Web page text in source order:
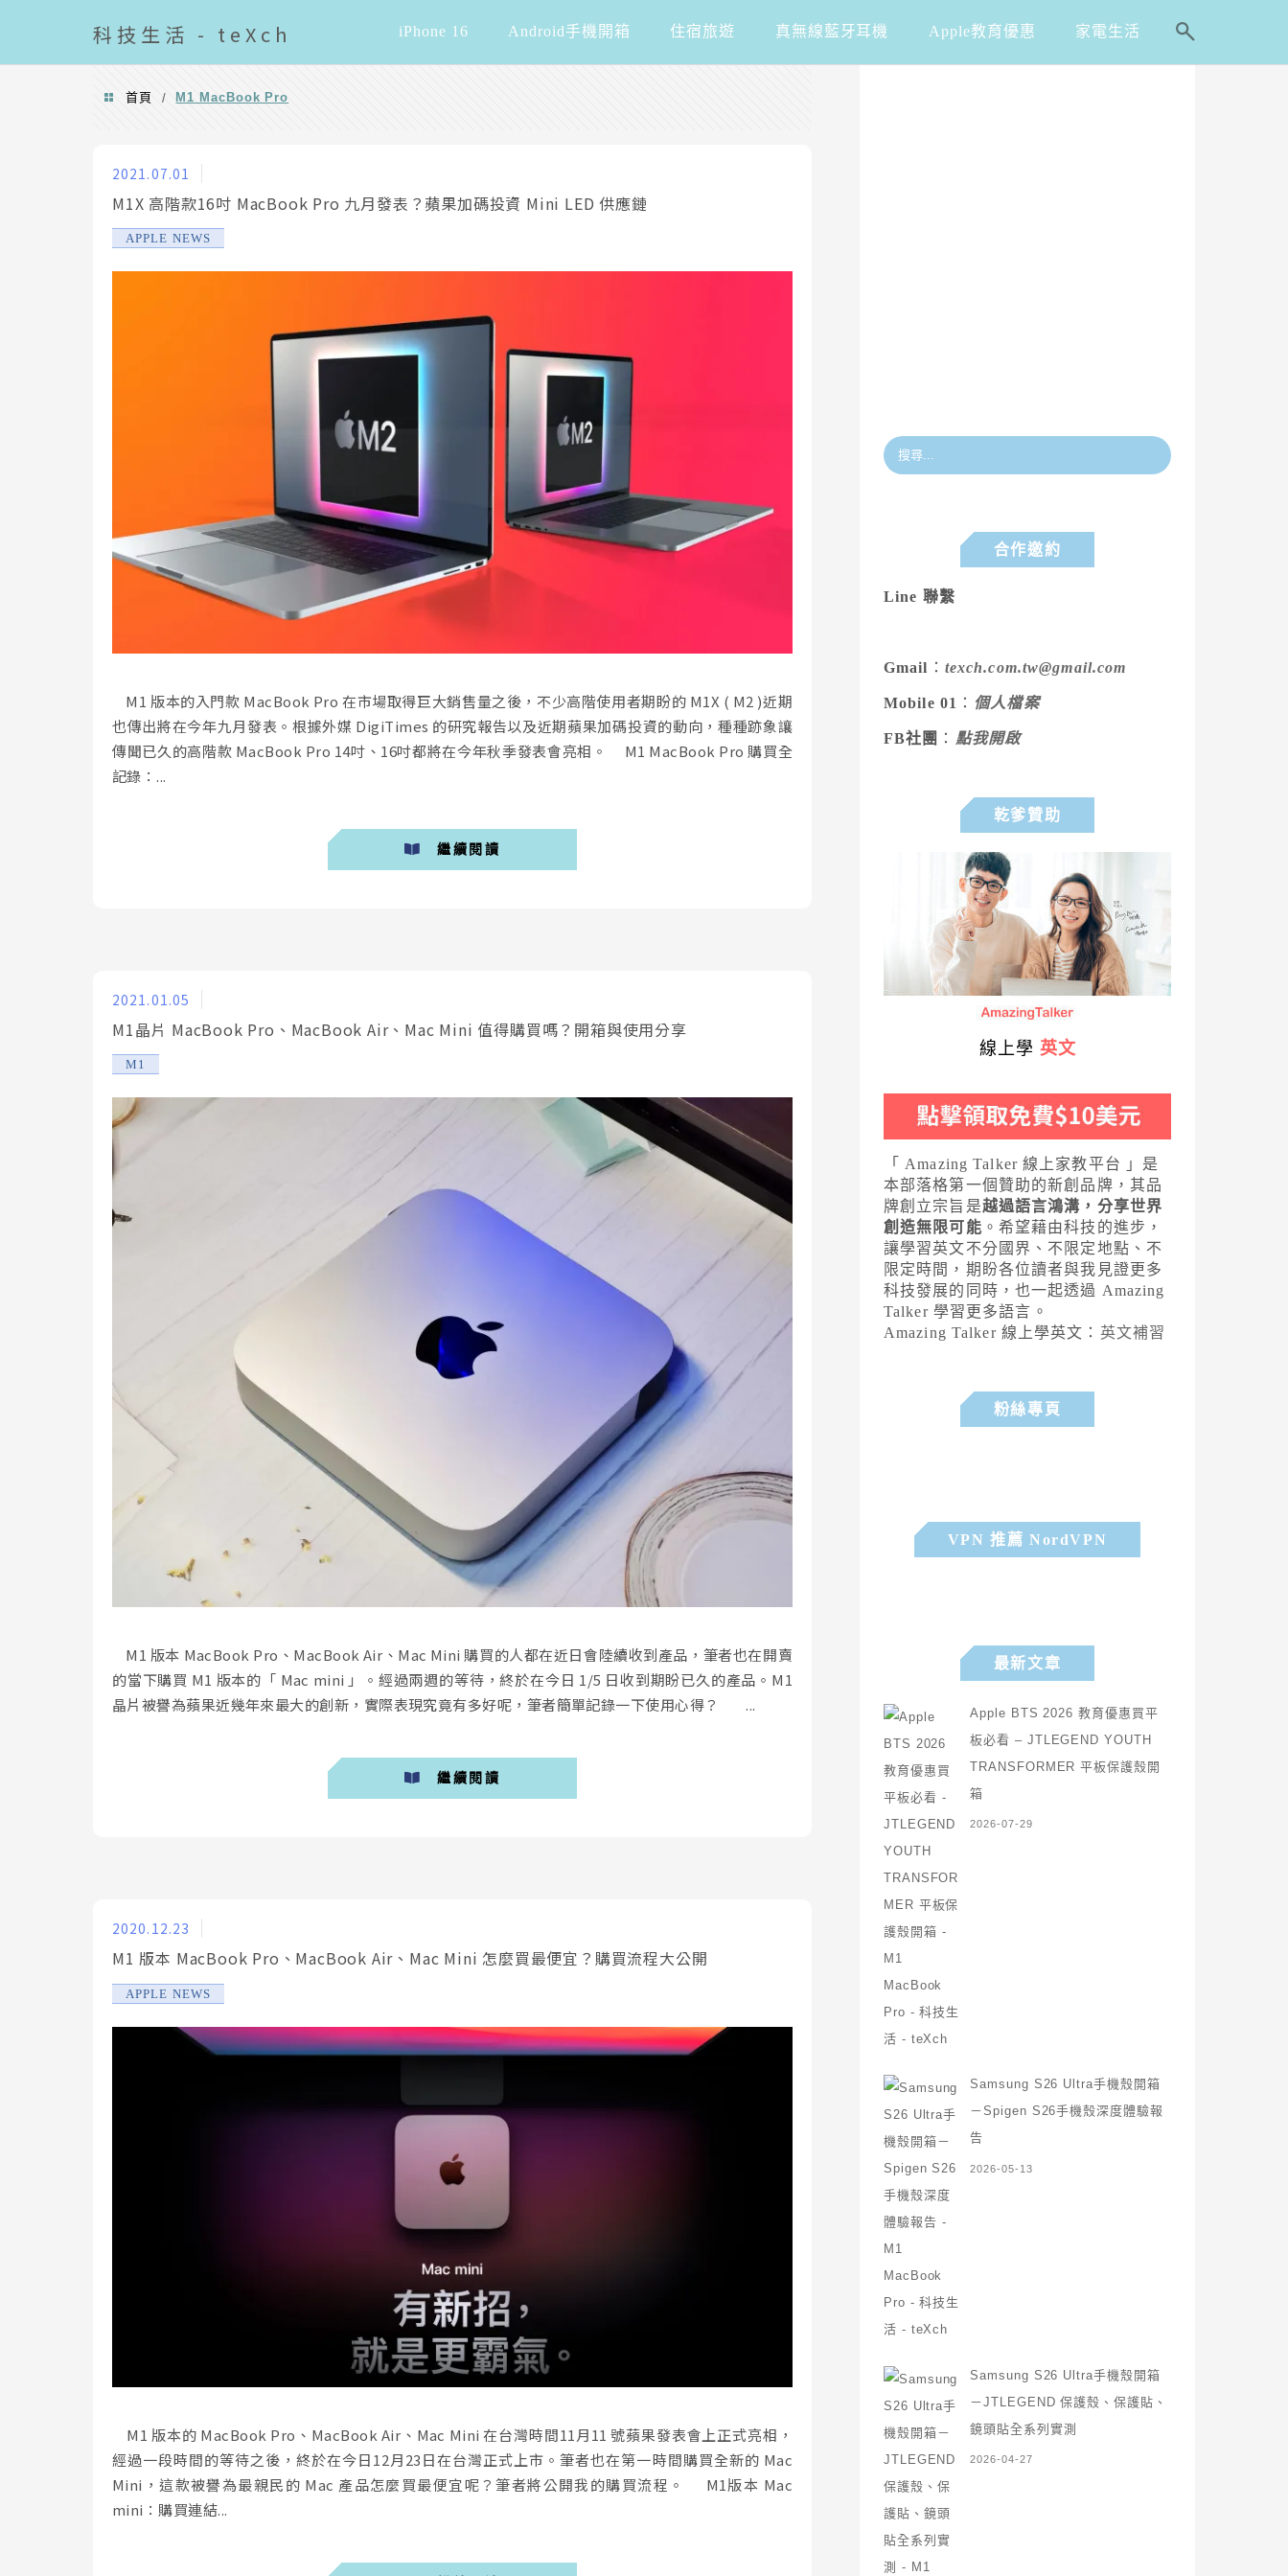
科技 生活 - teXch iPhone 16 Android手機開箱 住宿旅遊 真無線藍牙耳機 Apple教育優惠 家電生活
首頁 / M1 MacBook Pro
2021.07.01
M1X 高階款16吋 MacBook Pro 九月發表？蘋果加碼投資 Mini LED 供應鏈
APPLE NEWS
M1 版本的入門款 MacBook Pro 在市場取得巨大銷售量之後，不少高階使用者期盼的 M1X ( M2 )近期
也傳出將在今年九月發表。根據外媒 DigiTimes 的研究報告以及近期蘋果加碼投資的動向，種種跡象讓
傳聞已久的高階款 MacBook Pro 14吋、16吋都將在今年秋季發表會亮相。 M1 MacBook Pro 購買全
記錄：...
繼續閱讀
2021.01.05
M1晶片 MacBook Pro、MacBook Air、Mac Mini 值得購買嗎？開箱與使用分享
M1
M1 版本 MacBook Pro、MacBook Air、Mac Mini 購買的人都在近日會陸續收到產品，筆者也在開賣
的當下購買 M1 版本的「 Mac mini 」。經過兩週的等待，終於在今日 1/5 日收到期盼已久的產品。M1
晶片被譽為蘋果近幾年來最大的創新，實際表現究竟有多好呢，筆者簡單記錄一下使用心得？ ...
繼續閱讀
2020.12.23
M1 版本 MacBook Pro、MacBook Air、Mac Mini 怎麼買最便宜？購買流程大公開
APPLE NEWS
M1 版本的 MacBook Pro、MacBook Air、Mac Mini 在台灣時間11月11 號蘋果發表會上正式亮相，
經過一段時間的等待之後，終於在今日12月23日在台灣正式上市。筆者也在第一時間購買全新的 Mac
Mini，這款被譽為最親民的 Mac 產品怎麼買最便宜呢？筆者將公開我的購買流程。 M1版本 Mac
mini：購買連結...
合作邀約
Line 聯繫
Gmail ： texch.com.tw@gmail.com
Mobile 01 ： 個人檔案
FB社團 ： 點我開啟
乾爹贊助
線上學 英文
「 Amazing Talker 線上家教平台 」是
本部落格第一個贊助的新創品牌，其品
牌創立宗旨是越過語言鴻溝，分享世界
創造無限可能 。希望藉由科技的進步，
讓學習英文不分國界、不限定地點、不
限定時間，期盼各位讀者與我見證更多
科技發展的同時，也一起透過 Amazing
Talker 學習更多語言。
Amazing Talker 線上學英文： 英文補習
粉絲專頁
VPN 推薦 NordVPN
最新文章
Apple BTS 2026 教育優惠買平
板必看 – JTLEGEND YOUTH
TRANSFORMER 平板保護殼開
箱
2026-07-29
Samsung S26 Ultra手機殼開箱
－Spigen S26手機殼深度體驗報
告
2026-05-13
Samsung S26 Ultra手機殼開箱
－JTLEGEND 保護殼、保護貼、
鏡頭貼全系列實測
2026-04-27